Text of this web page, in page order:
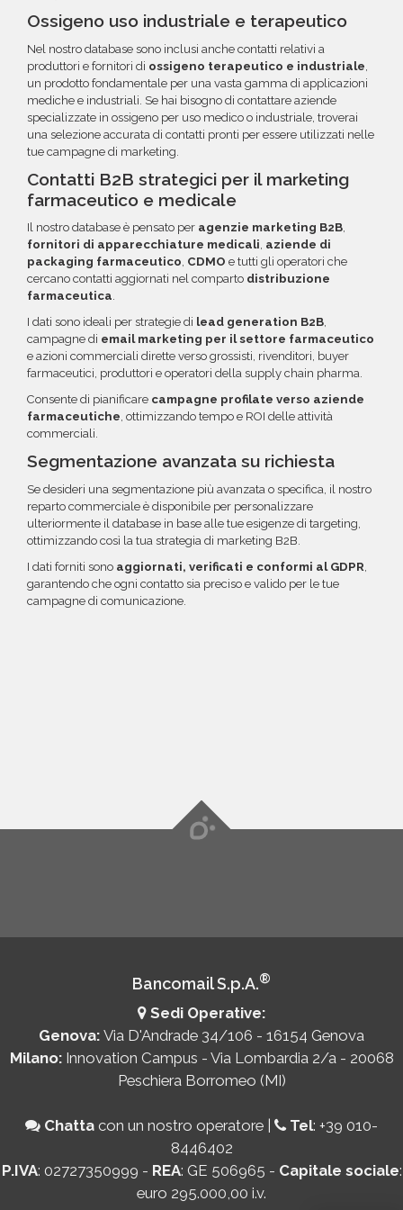
Ossigeno uso industriale e terapeutico
Nel nostro database sono inclusi anche contatti relativi a
produttori e fornitori di ossigeno terapeutico e industriale
un prodotto fondamentale per una vasta gamma di applicazioni
mediche e industriali. Se hai bisogno di contattare aziende
specializzate in ossigeno per uso medico o industriale, troverai
una selezione accurata di contatti pronti per essere utilizzati nelle
tue campagne di marketing.
Contatti B2B strategici per il marketing
farmaceutico e medicale
Il nostro database è pensato per agenzie marketing B2B,
fornitori di apparecchiature medicali, aziende di
packaging farmaceutico, CDMO e tutti gli operatori che
cercano contatti aggiornati nel comparto distribuzione
farmaceutica.
I dati sono ideali per strategie di lead generation B2B,
campagne di email marketing per il settore farmaceutico
e azioni commerciali dirette verso grossisti, rivenditori, buyer
farmaceutici, produttori e operatori della supply chain pharma.
Consente di pianificare campagne profilate verso aziende
farmaceutiche, ottimizzando tempo e ROI delle attività
commerciali.
Segmentazione avanzata su richiesta
Se desideri una segmentazione più avanzata o specifica, il nostro
reparto commerciale è disponibile per personalizzare
ulteriormente il database in base alle tue esigenze di targeting,
ottimizzando così la tua strategia di marketing B2B.
I dati forniti sono aggiornati, verificati e conformi al GDPR
garantendo che ogni contatto sia preciso e valido per le tue
campagne di comunicazione.
Bancomail S.p.A.®
Sedi Operative:
Genova: Via D'Andrade 34/106 - 16154 Genova
Milano: Innovation Campus - Via Lombardia 2/a - 20068
Peschiera Borromeo (MI)
Chatta con un nostro operatore | Tel: +39 010-
8446402
P.IVA: 02727350999 - REA: GE 506965 - Capitale sociale:
euro 295.000,00 i.v.